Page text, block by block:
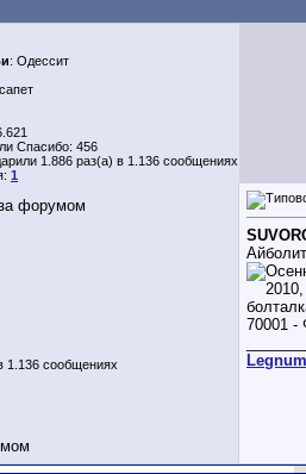
: Одессит
Спасибо: 456
1.886 раз(а) в 1.136 сообщениях
1
1.136 сообщениях
Legnum